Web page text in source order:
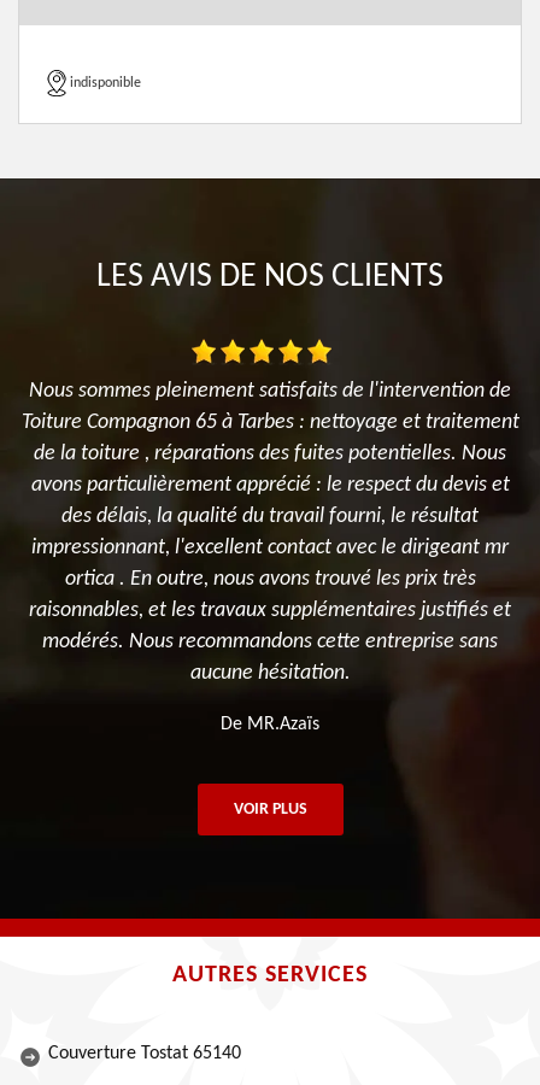
indisponible
LES AVIS DE NOS CLIENTS
Nous sommes pleinement satisfaits de l'intervention de
Toiture Compagnon 65 à Tarbes : nettoyage et traitement
de la toiture , réparations des fuites potentielles. Nous
avons particulièrement apprécié : le respect du devis et
des délais, la qualité du travail fourni, le résultat
impressionnant, l'excellent contact avec le dirigeant mr
ortica . En outre, nous avons trouvé les prix très
raisonnables, et les travaux supplémentaires justifiés et
modérés. Nous recommandons cette entreprise sans
aucune hésitation.
De MR.Azaïs
VOIR PLUS
AUTRES SERVICES
Couverture Tostat 65140